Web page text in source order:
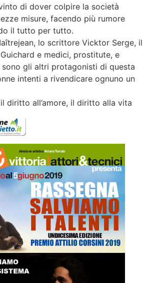
di dover colpire la società
misure, facendo più rumore
il tutto per tutto.
lo scrittore Vicktor Serge, il
e medici, prostitute, e
sono gli altri protagonisti di questa
intenti a rivendicare ognuno un
diritto all’amore, il diritto alla vita